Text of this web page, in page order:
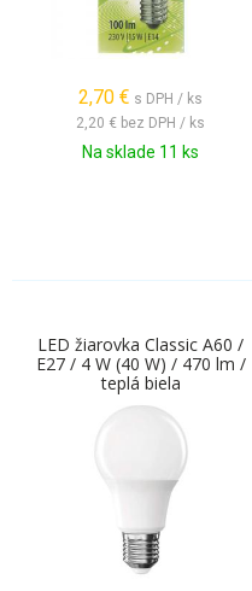
2,70 € s DPH / ks
2,20 € bez DPH / ks
Na sklade 11 ks
LED žiarovka Classic A60 /
E27 / 4 W (40 W) / 470 lm /
teplá biela